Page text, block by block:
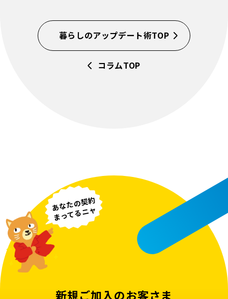
暮らしのアップデート術TOP
コラムTOP
あなたの契約
まってるニャ
新規ご加入のお客さま